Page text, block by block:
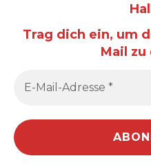
(Foto:
Trag dich ein, um
Mail zu
PRÄSENTIERT VON